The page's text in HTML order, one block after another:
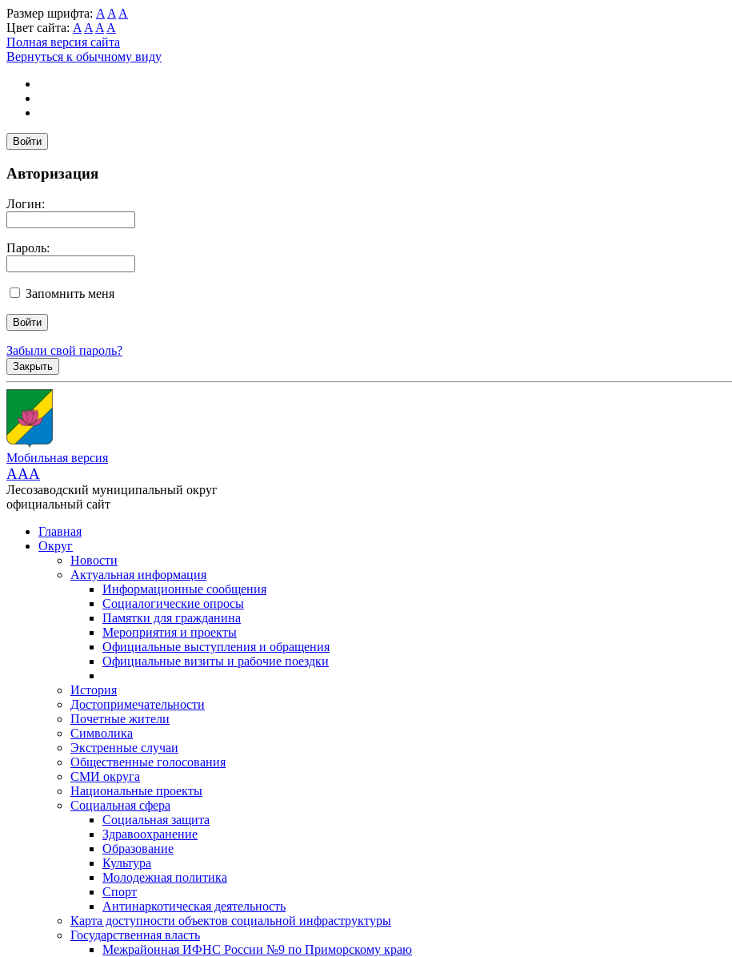
Размер шрифта: A A A
Цвет сайта: A A A A
Полная версия сайта
Вернуться к обычному виду
Войти
Авторизация
Логин:
Пароль:
Запомнить меня
Забыли свой пароль?
Закрыть
Мобильная версия
AAA
Лесозаводский муниципальный округ
официальный сайт
Главная
Округ
Новости
Актуальная информация
Информационные сообщения
Социалогические опросы
Памятки для гражданина
Мероприятия и проекты
Официальные выступления и обращения
Официальные визиты и рабочие поездки
История
Достопримечательности
Почетные жители
Символика
Экстренные случаи
Общественные голосования
СМИ округа
Национальные проекты
Социальная сфера
Социальная защита
Здравоохранение
Образование
Культура
Молодежная политика
Спорт
Антинаркотическая деятельность
Карта доступности объектов социальной инфраструктуры
Государственная власть
Межрайонная ИФНС России №9 по Приморскому краю